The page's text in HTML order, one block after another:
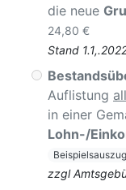
die neue
24,80 €
Stand
Auflistung
in einer
Lohn-/
Beispielsauszug
zzgl